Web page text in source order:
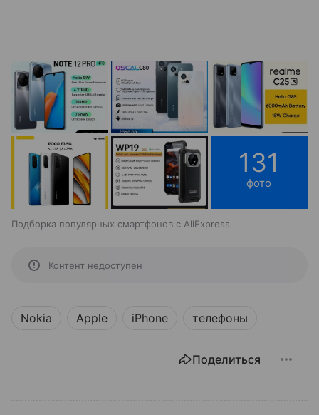
131
фото
Подборка популярных смартфонов с AliExpress
Контент недоступен
Nokia Apple iPhone телефоны
Поделиться